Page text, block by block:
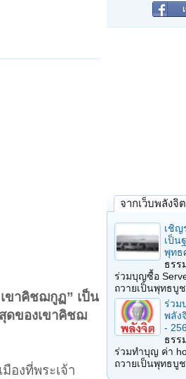
ขาคิชฌกูฏ” เป็น
ดของเขาคิชฌ
องที่พระเจ้า
จากเว็บพลังจิต
เชิญ
เป็น
พุทธ
ธรร
ร่วมบุญซื้อ
ถวายเป็นพุทธบู
ร่วม
พลัง
-
ธรร
ร่วมทำบุญ ค่า
ถวายเป็นพุทธบู